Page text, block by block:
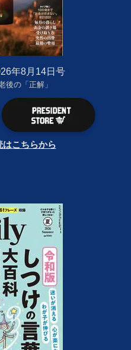
年8月14日号
後の「正解」
こちらから